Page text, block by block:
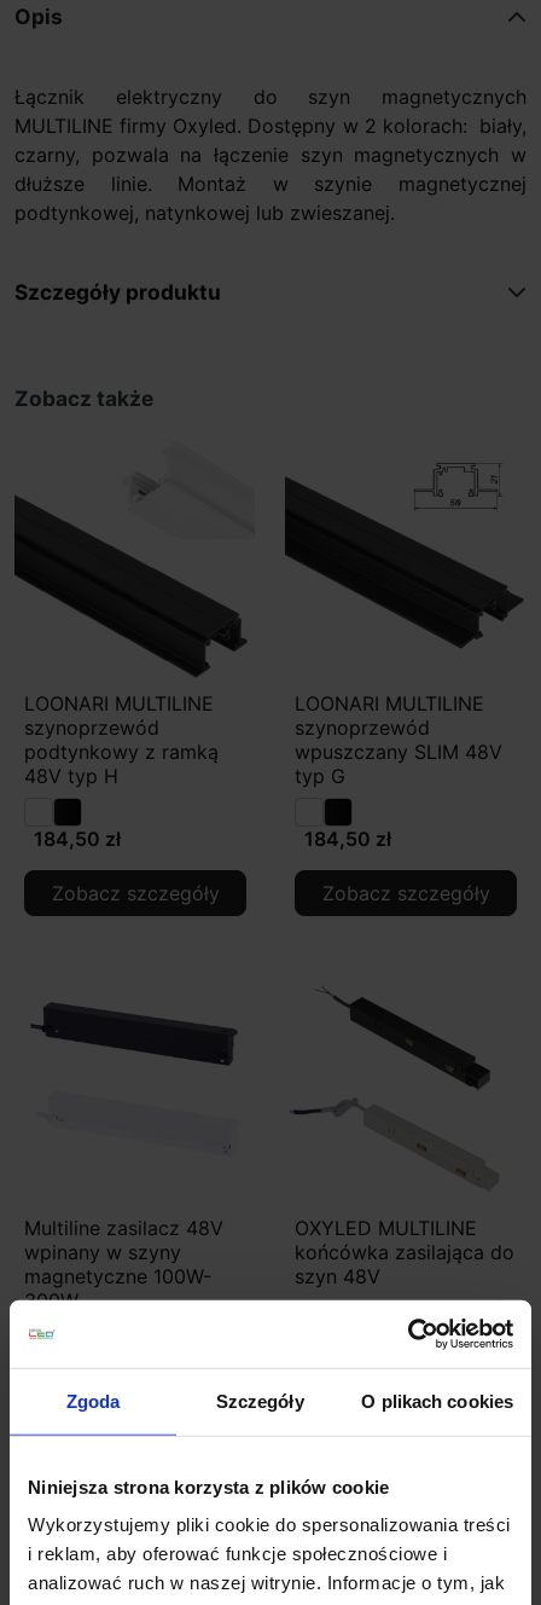
Zgoda Szczegóły O plikach cookies
Niniejsza strona korzysta z plików cookie
Wykorzystujemy pliki cookie do spersonalizowania treści
i reklam, aby oferować funkcje społecznościowe i
analizować ruch w naszej witrynie. Informacje o tym, jak
Opis
Łącznik elektryczny do szyn magnetycznych
MULTILINE firmy Oxyled. Dostępny w 2 kolorach: biały,
czarny, pozwala na łączenie szyn magnetycznych w
dłuższe linie. Montaż w szynie magnetycznej
podtynkowej, natynkowej lub zwieszanej.
Szczegóły produktu
Zobacz także
LOONARI MULTILINE
szynoprzewód
podtynkowy z ramką
48V typ H
184,50 zł
Zobacz szczegóły
LOONARI MULTILINE
szynoprzewód
wpuszczany SLIM 48V
typ G
184,50 zł
Zobacz szczegóły
Multiline zasilacz 48V
wpinany w szyny
magnetyczne 100W-
300W
344,40 zł
Zobacz szczegóły
OXYLED MULTILINE
końcówka zasilająca do
szyn 48V
43,05 zł
Zobacz szczegóły